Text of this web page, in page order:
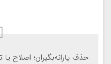
حذف یارانه‌بگیران؛ اصلاح